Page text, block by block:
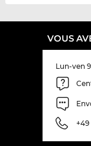
VOUS
Lun-ven